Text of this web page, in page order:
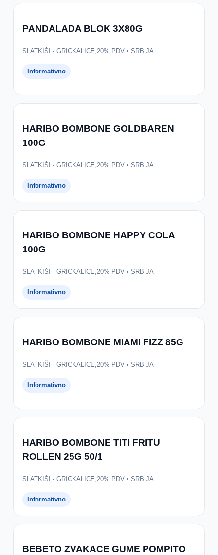
PANDALADA BLOK 3X80G
SLATKIŠI - GRICKALICE,20% PDV • SRBIJA
Informativno
HARIBO BOMBONE GOLDBAREN
100G
SLATKIŠI - GRICKALICE,20% PDV • SRBIJA
Informativno
HARIBO BOMBONE HAPPY COLA
100G
SLATKIŠI - GRICKALICE,20% PDV • SRBIJA
Informativno
HARIBO BOMBONE MIAMI FIZZ 85G
SLATKIŠI - GRICKALICE,20% PDV • SRBIJA
Informativno
HARIBO BOMBONE TITI FRITU
ROLLEN 25G 50/1
SLATKIŠI - GRICKALICE,20% PDV • SRBIJA
Informativno
BEBETO ZVAKACE GUME POMPITO